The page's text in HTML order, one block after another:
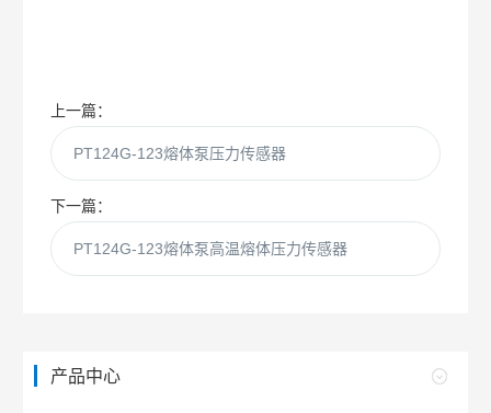
上一篇：
PT124G-123熔体泵压力传感器
下一篇：
PT124G-123熔体泵高温熔体压力传感器
产品中心